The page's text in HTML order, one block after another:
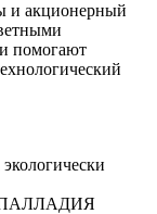
и акционерный
помогают